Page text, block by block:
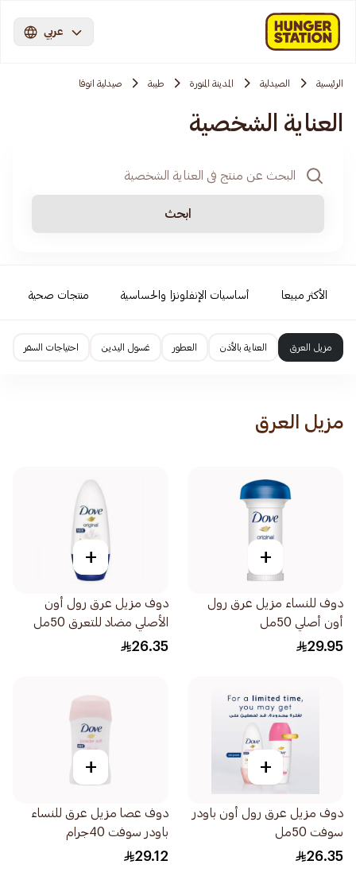
عربي
الرئيسية الصيدلية المدينة المنورة طيبة صيدلية انوفا
العناية الشخصية
ابحث
الأكثر مبيعا أساسيات الإنفلونزا والحساسية منتجات صحية
مزيل العرق العناية بالأذن العطور غسول اليدين احتياجات السفر
مزيل العرق
+
دوف للنساء مزيل عرق رول
أون أصلي 50مل
29.95
+
دوف مزيل عرق رول أون
الأصلي مضاد للتعرق 50مل
26.35
+
دوف مزيل عرق رول أون باودر
سوفت 50مل
26.35
+
دوف عصا مزيل عرق للنساء
باودر سوفت 40جرام
29.12